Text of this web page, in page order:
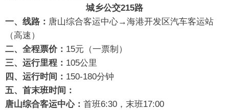
城乡公交215路
一、线路： 唐山综合客运中心→海港开发区汽车客运站
（高速）
二、全程票价： 15元（一票制）
三、运行里程： 105公里
四、运行时间： 150-180分钟
五、首末班时间：
唐山综合客运中心： 首班6:30，末班17:00